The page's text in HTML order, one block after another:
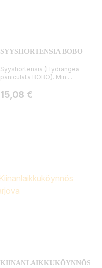
SYYSHORTENSIA BOBO
Syyshortensia (Hydrangea
paniculata BOBO). Min....
Hinta
15,08 €
KIINANLAIKKUKÖYNNÖS